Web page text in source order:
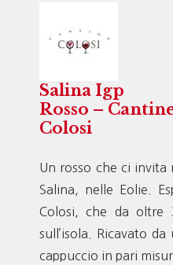
Salina Igp
Rosso –
Colosi
Un rosso che ci invita
Salina, nelle Eolie.
Colosi, che da oltre
sull’isola. Ricavato
cappuccio in pari